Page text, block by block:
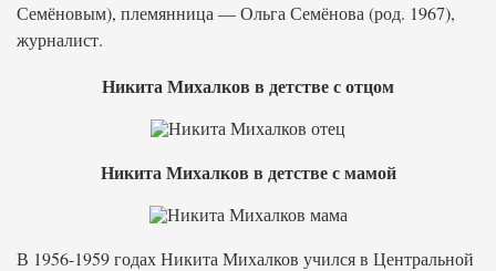
Семёновым), племянница — Ольга Семёнова (род. 1967),
журналист.
Никита Михалков в детстве с отцом
Никита Михалков в детстве с мамой
В 1956-1959 годах Никита Михалков учился в Центральной